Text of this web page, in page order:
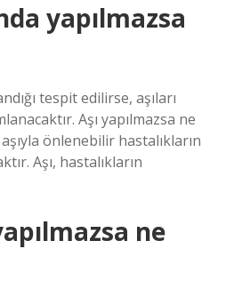
yapılmazsa
tespit edilirse, aşıları
Aşı yapılmazsa ne
önlenebilir hastalıkların
Aşı, hastalıkların
ne